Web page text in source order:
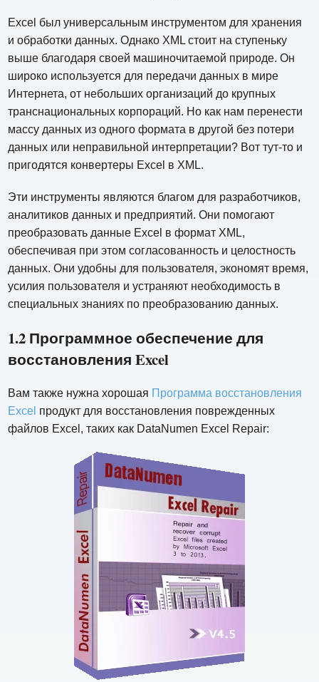
Excel был универсальным инструментом для хранения
и обработки данных. Однако XML стоит на ступеньку
выше благодаря своей машиночитаемой природе. Он
широко используется для передачи данных в мире
Интернета, от небольших организаций до крупных
транснациональных корпораций. Но как нам перенести
массу данных из одного формата в другой без потери
данных или неправильной интерпретации? Вот тут-то и
пригодятся конвертеры Excel в XML.
Эти инструменты являются благом для разработчиков,
аналитиков данных и предприятий. Они помогают
преобразовать данные Excel в формат XML,
обеспечивая при этом согласованность и целостность
данных. Они удобны для пользователя, экономят время,
усилия пользователя и устраняют необходимость в
специальных знаниях по преобразованию данных.
1.2 Программное обеспечение для
восстановления Excel
Вам также нужна хорошая Программа восстановления
Excel продукт для восстановления поврежденных
файлов Excel, таких как DataNumen Excel Repair: